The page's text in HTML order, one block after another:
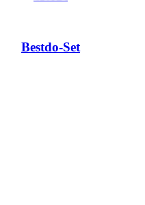
Bestdo-Set